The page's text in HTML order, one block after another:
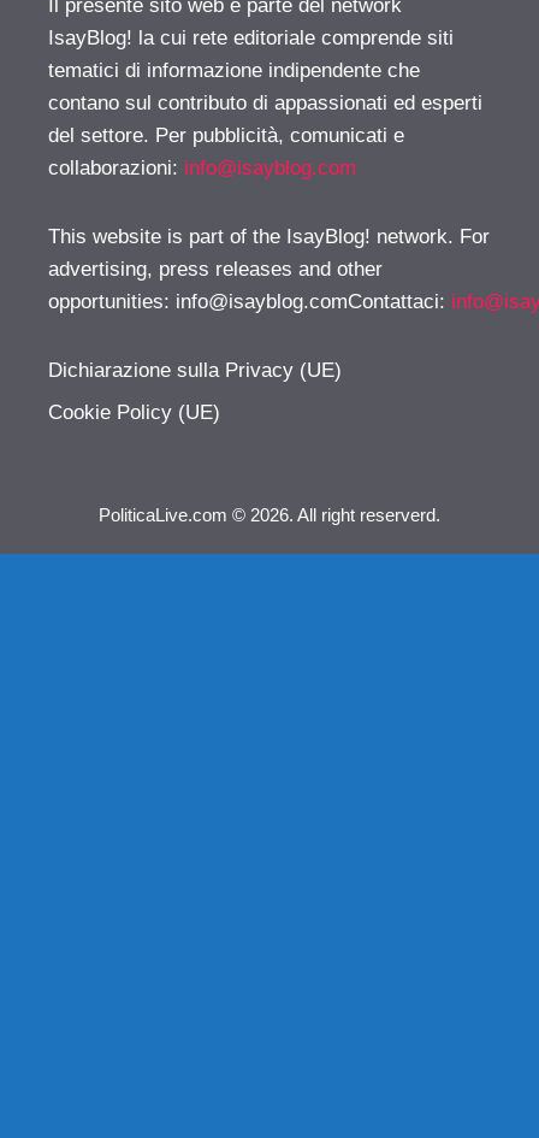
Il presente sito web è parte del network
IsayBlog! la cui rete editoriale comprende siti
tematici di informazione indipendente che
contano sul contributo di appassionati ed esperti
del settore. Per pubblicità, comunicati e
collaborazioni: info@isayblog.com
This website is part of the IsayBlog! network. For
advertising, press releases and other
opportunities: info@isayblog.comContattaci:
Dichiarazione sulla Privacy (UE)
Cookie Policy (UE)
PoliticaLive.com © 2026. All right reserverd.